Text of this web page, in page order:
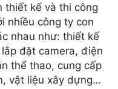
thiết kế và thi công
nhiều công ty con
nhau như: thiết kế
đặt camera, điện
thể thao, cung cấp
vật liệu xây dựng…